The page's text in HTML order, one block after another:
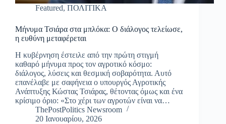
Featured, ΠΟΛΙΤΙΚΑ
Μήνυμα Τσιάρα στα μπλόκα: Ο διάλογος τελείωσε,
η ευθύνη μεταφέρεται
Η κυβέρνηση έστειλε από την πρώτη στιγμή
καθαρό μήνυμα προς τον αγροτικό κόσμο:
διάλογος, λύσεις και θεσμική σοβαρότητα. Αυτό
επανέλαβε με σαφήνεια ο υπουργός Αγροτικής
Ανάπτυξης Κώστας Τσιάρας, θέτοντας όμως και ένα
κρίσιμο όριο: «Στο χέρι των αγροτών είναι να…
ThePostPolitics Newsroom
20 Ιανουαρίου, 2026